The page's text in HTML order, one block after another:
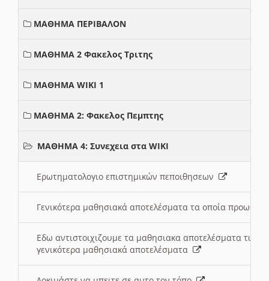
ΜΑΘΗΜΑ ΠΕΡΙΒΑΛΟΝ
ΜΑΘΗΜΑ 2 Φακελος Τριτης
ΜΑΘΗΜΑ WIKI 1
ΜΑΘΗΜΑ 2: Φακελος Πεμπτης
ΜΑΘΗΜΑ 4: Συνεχεια στα WIKI
Ερωτηματολογιο επιστημικών πεποιθησεων
Γενικότερα μαθησιακά αποτελέσματα τα οποία
Εδω αντιστοιχιζουμε τα μαθησιακα αποτελέσματα
γενικότερα μαθησιακά αποτελέσματα